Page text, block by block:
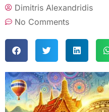
Dimitris Alexandridis
No Comments